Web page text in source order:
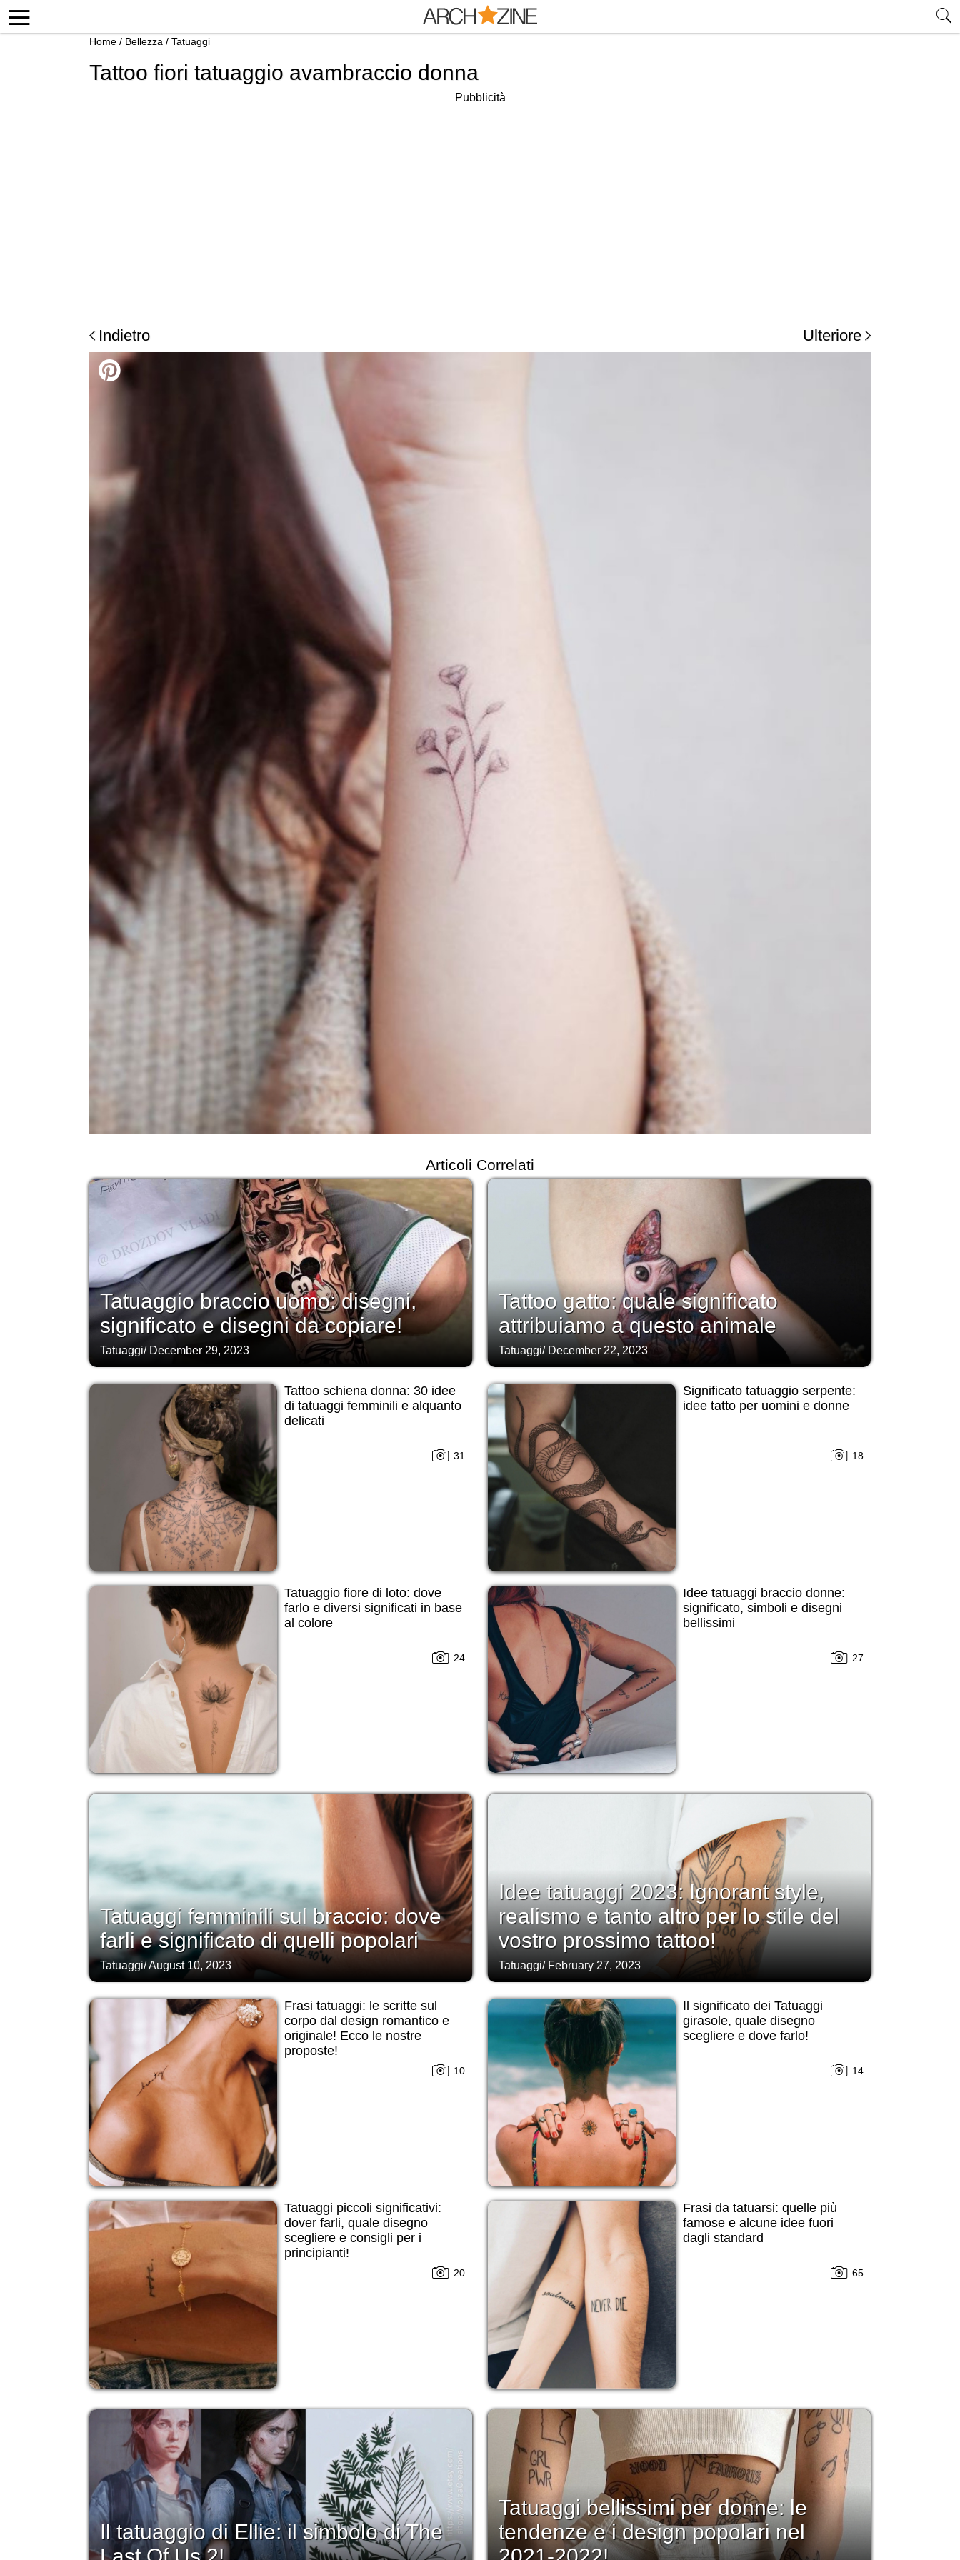
Home / Bellezza / Tatuaggi
Tattoo fiori tatuaggio avambraccio donna
Pubblicità
Indietro Ulteriore
Articoli Correlati
Tatuaggio braccio uomo: disegni,
significato e disegni da copiare!
Tatuaggi/ December 29, 2023
Tattoo gatto: quale significato
attribuiamo a questo animale
Tatuaggi/ December 22, 2023
Tattoo schiena donna: 30 idee
di tatuaggi femminili e alquanto
delicati
31
Significato tatuaggio serpente:
idee tatto per uomini e donne
18
Tatuaggio fiore di loto: dove
farlo e diversi significati in base
al colore
24
Idee tatuaggi braccio donne:
significato, simboli e disegni
bellissimi
27
Tatuaggi femminili sul braccio: dove
farli e significato di quelli popolari
Tatuaggi/August 10, 2023
Idee tatuaggi 2023: Ignorant style,
realismo e tanto altro per lo stile del
vostro prossimo tattoo!
Tatuaggi/ February 27, 2023
Frasi tatuaggi: le scritte sul
corpo dal design romantico e
originale! Ecco le nostre
proposte!
10
Il significato dei Tatuaggi
girasole, quale disegno
scegliere e dove farlo!
14
Tatuaggi piccoli significativi:
dover farli, quale disegno
scegliere e consigli per i
principianti!
20
Frasi da tatuarsi: quelle più
famose e alcune idee fuori
dagli standard
65
Il tatuaggio di Ellie: il simbolo di The
Tatuaggi bellissimi per donne: le
tendenze e i design popolari nel